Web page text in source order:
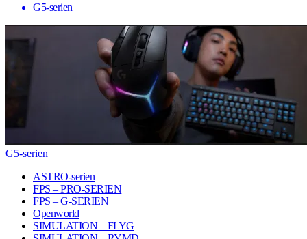
G5-serien
G5-serien
ASTRO-serien
FPS – PRO-SERIEN
FPS – G-SERIEN
Openworld
SIMULATION – FLYG